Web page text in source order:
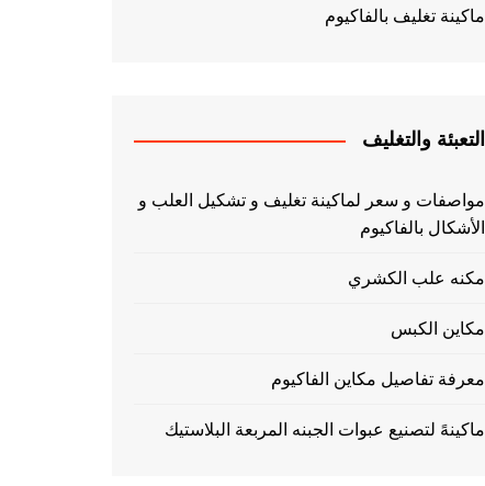
ماكينة تغليف بالفاكيوم
التعبئة والتغليف
مواصفات و سعر لماكينة تغليف و تشكيل العلب و
الأشكال بالفاكيوم
مكنه علب الكشري
مكاين الكبس
معرفة تفاصيل مكاين الفاكيوم
ماكينهً لتصنيع عبوات الجبنه المربعة البلاستيك